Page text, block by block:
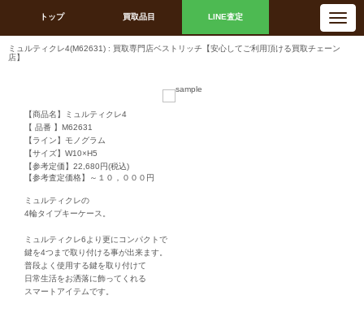
トップ 買取品目 LINE査定
N
a
v
ミュルティクレ4(M62631) : 買取専門店ベストリッチ【安心してご利用頂ける買取チェーン
店】
【商品名】ミュルティクレ4
【 品番 】M62631
【ライン】モノグラム
【サイズ】W10×H5
【参考定価】22,680円(税込)
【参考査定価格】～１０，０００円
ミュルティクレの
4輪タイプキーケース。
ミュルティクレ6より更にコンパクトで
鍵を4つまで取り付ける事が出来ます。
普段よく使用する鍵を取り付けて
日常生活をお洒落に飾ってくれる
スマートアイテムです。